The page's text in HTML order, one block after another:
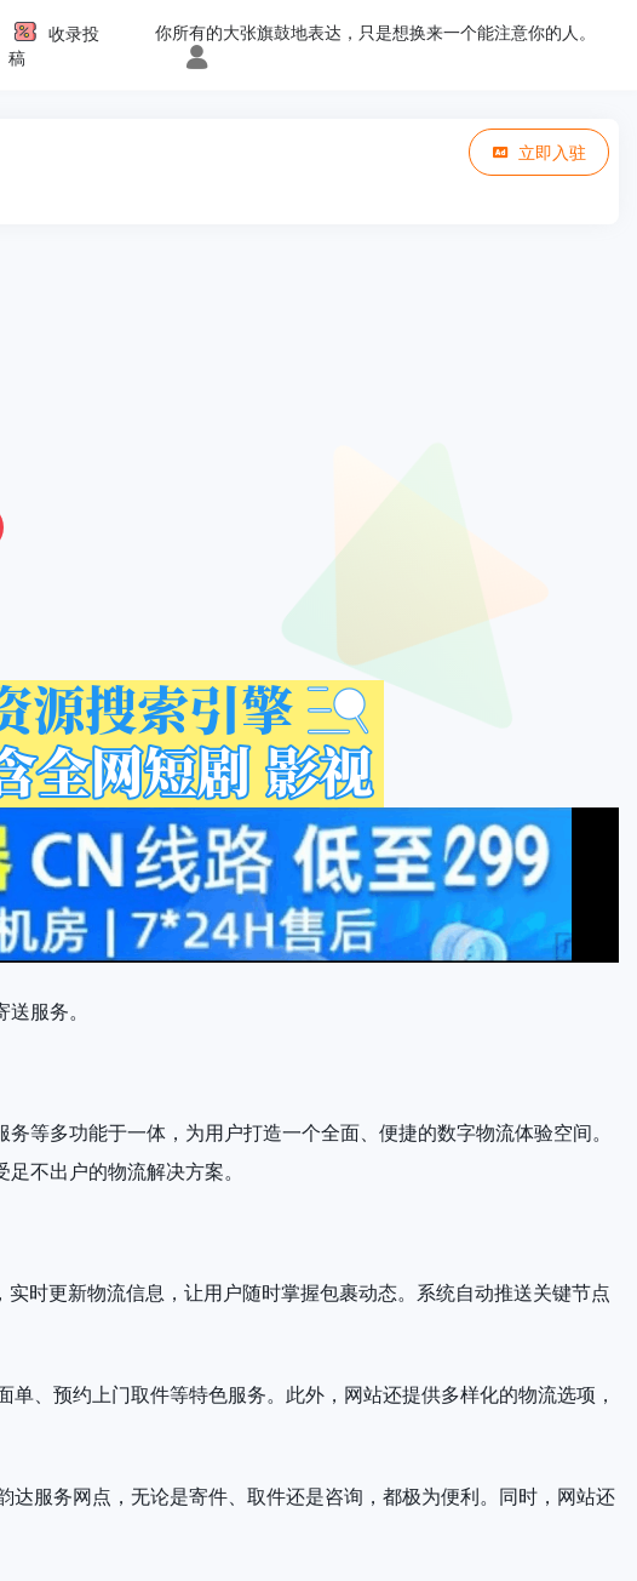
收录投
稿
你所有的大张旗鼓地表达，只是想换来一个能注意你的人。
立即入驻
服务。
等多功能于一体，为用户打造一个全面、便捷的数字物流体验空间。
不出户的物流解决方案。
时更新物流信息，让用户随时掌握包裹动态。系统自动推送关键节点
、预约上门取件等特色服务。此外，网站还提供多样化的物流选项，
服务网点，无论是寄件、取件还是咨询，都极为便利。同时，网站还